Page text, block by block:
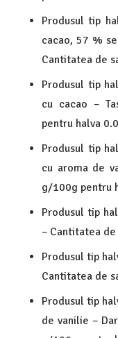
Produsul tip
cacao, 57 %
Cantitatea de
Produsul tip
cu cacao –
pentru halva
Produsul tip
cu aroma de
g/100g pentru
Produsul tip
– Cantitatea
Produsul tip
Cantitatea de
Produsul tip
de vanilie –